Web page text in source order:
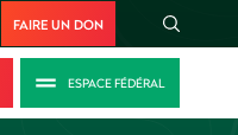
FAIRE UN DON
ESPACE FÉDÉRAL